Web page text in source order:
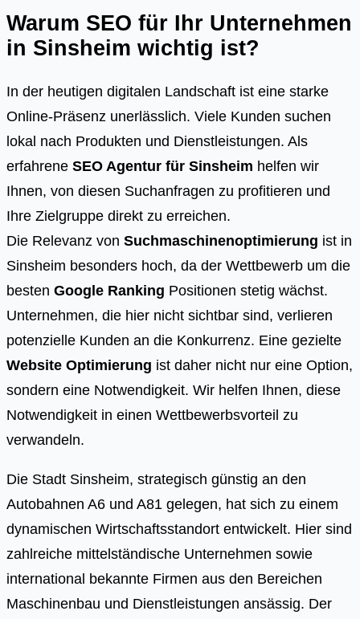
Warum SEO für Ihr Unternehmen
in Sinsheim wichtig ist?
In der heutigen digitalen Landschaft ist eine starke
Online-Präsenz unerlässlich. Viele Kunden suchen
lokal nach Produkten und Dienstleistungen. Als
erfahrene SEO Agentur für Sinsheim helfen wir
Ihnen, von diesen Suchanfragen zu profitieren und
Ihre Zielgruppe direkt zu erreichen.
Die Relevanz von Suchmaschinenoptimierung ist in
Sinsheim besonders hoch, da der Wettbewerb um die
besten Google Ranking Positionen stetig wächst.
Unternehmen, die hier nicht sichtbar sind, verlieren
potenzielle Kunden an die Konkurrenz. Eine gezielte
Website Optimierung ist daher nicht nur eine Option,
sondern eine Notwendigkeit. Wir helfen Ihnen, diese
Notwendigkeit in einen Wettbewerbsvorteil zu
verwandeln.
Die Stadt Sinsheim, strategisch günstig an den
Autobahnen A6 und A81 gelegen, hat sich zu einem
dynamischen Wirtschaftsstandort entwickelt. Hier sind
zahlreiche mittelständische Unternehmen sowie
international bekannte Firmen aus den Bereichen
Maschinenbau und Dienstleistungen ansässig. Der